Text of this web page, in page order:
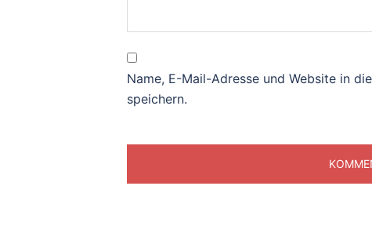
Name, E-Mail-Adresse und Website in
speichern.